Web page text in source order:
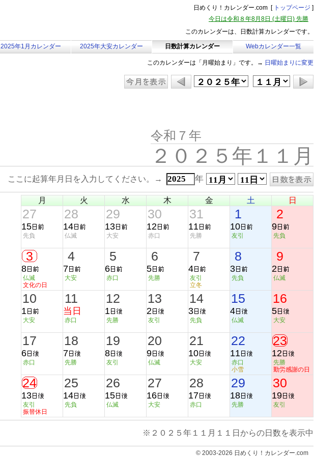
日めくり！カレンダー.com [ トップページ ]
今日は令和８年8月8日 (土曜日) 先勝
このカレンダーは、日数計算カレンダーです。
2025年1月カレンダー 2025年大安カレンダー 日数計算カレンダー Webカレンダー一覧
このカレンダーは「月曜始まり」です。→ 日曜始まりに変更
令和７年
２０２５年１１月
ここに起算年月日を入力してください。→ 年
月 火 水 木 金 土 日
27
15
先負
28
14
仏滅
29
13
大安
30
12
赤口
31
11
先勝
1
10
友引
2
9
先負
3
8
仏滅
文化の日
4
7
大安
5
6
赤口
6
5
先勝
7
4
友引
立冬
8
3
先負
9
2
仏滅
10
1
大安
11
当日
赤口
12
1
先勝
13
2
友引
14
3
先負
15
4
仏滅
16
5
大安
17
6
赤口
18
7
先勝
19
8
友引
20
9
仏滅
21
10
大安
22
11
赤口
小雪
23
12
先勝
勤労感謝の日
24
13
友引
振替休日
25
14
先負
26
15
仏滅
27
16
大安
28
17
赤口
29
18
先勝
30
19
友引
※２０２５年１１月１１日からの日数を表示中
© 2003-2026 日めくり！カレンダー.com